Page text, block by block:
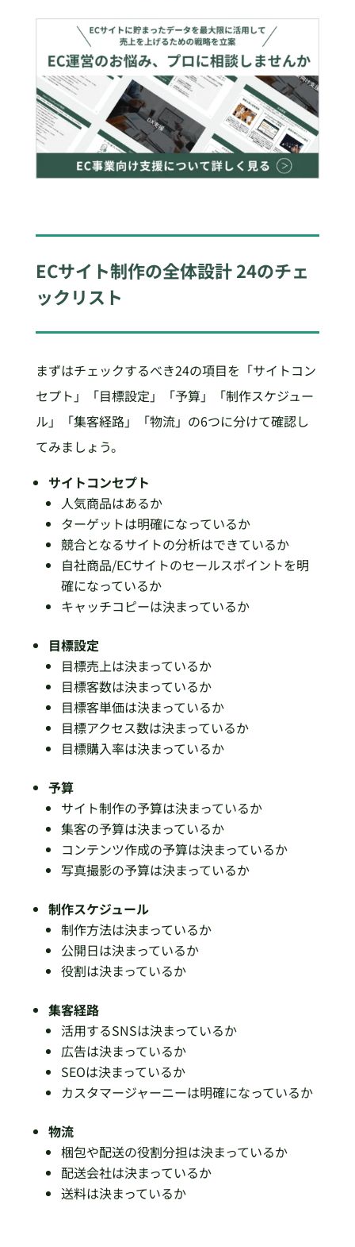
ECサイト制作の全体設計 24のチェ
ックリスト
まずはチェックするべき24の項目を「サイトコン
セプト」「目標設定」「予算」「制作スケジュー
ル」「集客経路」「物流」の6つに分けて確認し
てみましょう。
サイトコンセプト
人気商品はあるか
ターゲットは明確になっているか
競合となるサイトの分析はできているか
自社商品/ECサイトのセールスポイントを明
確になっているか
キャッチコピーは決まっているか
目標設定
目標売上は決まっているか
目標客数は決まっているか
目標客単価は決まっているか
目標アクセス数は決まっているか
目標購入率は決まっているか
予算
サイト制作の予算は決まっているか
集客の予算は決まっているか
コンテンツ作成の予算は決まっているか
写真撮影の予算は決まっているか
制作スケジュール
制作方法は決まっているか
公開日は決まっているか
役割は決まっているか
集客経路
活用するSNSは決まっているか
広告は決まっているか
SEOは決まっているか
カスタマージャーニーは明確になっているか
物流
梱包や配送の役割分担は決まっているか
配送会社は決まっているか
送料は決まっているか